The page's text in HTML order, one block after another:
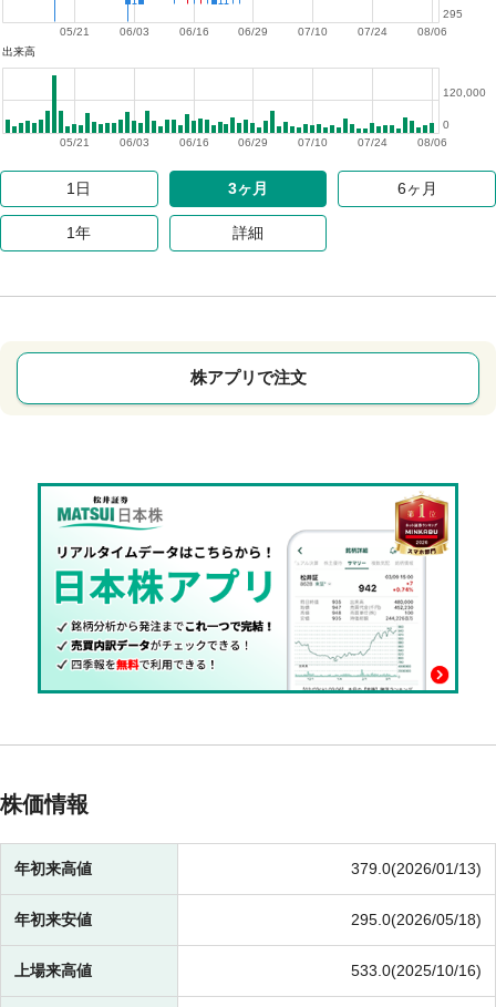
08/06
07/24
07/10
06/29
06/16
06/03
05/21
295
出来高
08/06
07/24
07/10
06/29
06/16
06/03
05/21
0
120,000
1日 3ヶ月 6ヶ月
1年 詳細
株アプリで注文
株価情報
年初来高値 379.0(2026/01/13)
年初来安値 295.0(2026/05/18)
上場来高値 533.0(2025/10/16)